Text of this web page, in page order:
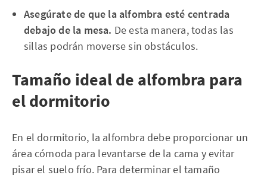
Asegúrate de que la alfombra esté centrada
debajo de la mesa. De esta manera, todas las
sillas podrán moverse sin obstáculos.
Tamaño ideal de alfombra para
el dormitorio
En el dormitorio, la alfombra debe proporcionar un
área cómoda para levantarse de la cama y evitar
pisar el suelo frío. Para determinar el tamaño